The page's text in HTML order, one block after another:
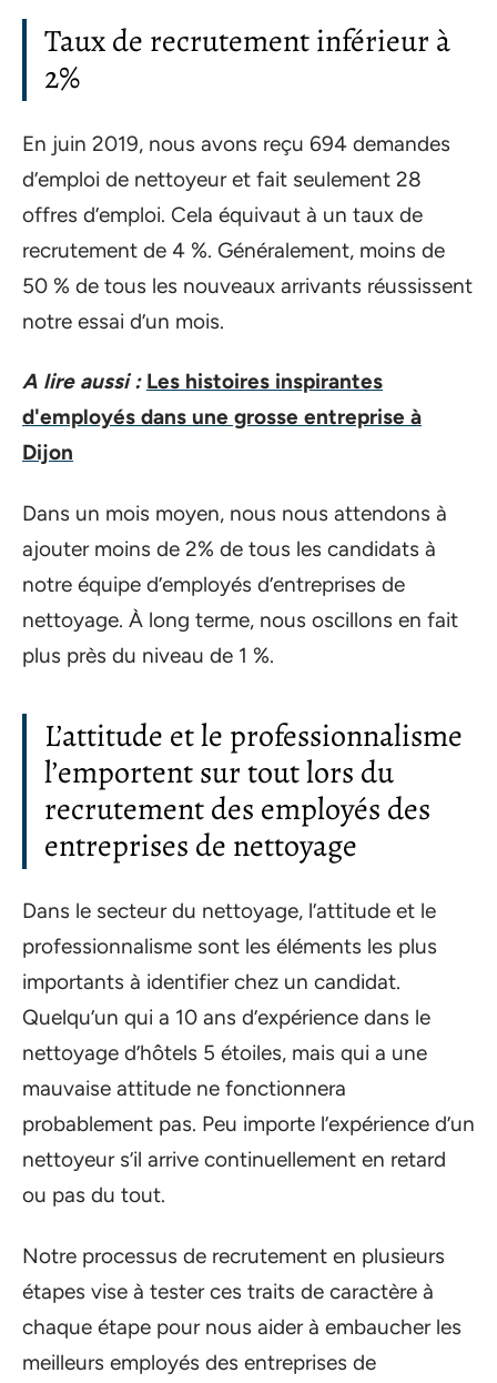
Taux de recrutement inférieur à
2%
En juin 2019, nous avons reçu 694 demandes
d’emploi de nettoyeur et fait seulement 28
offres d’emploi. Cela équivaut à un taux de
recrutement de 4 %. Généralement, moins de
50 % de tous les nouveaux arrivants réussissent
notre essai d’un mois.
A lire aussi : Les histoires inspirantes
d'employés dans une grosse entreprise à
Dijon
Dans un mois moyen, nous nous attendons à
ajouter moins de 2% de tous les candidats à
notre équipe d’employés d’entreprises de
nettoyage. À long terme, nous oscillons en fait
plus près du niveau de 1 %.
L’attitude et le professionnalisme
l’emportent sur tout lors du
recrutement des employés des
entreprises de nettoyage
Dans le secteur du nettoyage, l’attitude et le
professionnalisme sont les éléments les plus
importants à identifier chez un candidat.
Quelqu’un qui a 10 ans d’expérience dans le
nettoyage d’hôtels 5 étoiles, mais qui a une
mauvaise attitude ne fonctionnera
probablement pas. Peu importe l’expérience d’un
nettoyeur s’il arrive continuellement en retard
ou pas du tout.
Notre processus de recrutement en plusieurs
étapes vise à tester ces traits de caractère à
chaque étape pour nous aider à embaucher les
meilleurs employés des entreprises de